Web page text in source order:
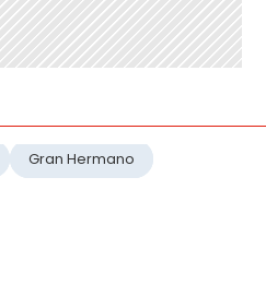
Gran Hermano